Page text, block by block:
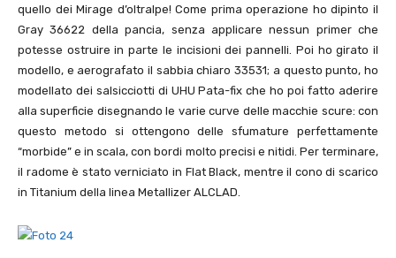
quello dei Mirage d’oltralpe! Come prima operazione ho dipinto il
Gray 36622 della pancia, senza applicare nessun primer che
potesse ostruire in parte le incisioni dei pannelli. Poi ho girato il
modello, e aerografato il sabbia chiaro 33531; a questo punto, ho
modellato dei salsicciotti di UHU Pata-fix che ho poi fatto aderire
alla superficie disegnando le varie curve delle macchie scure: con
questo metodo si ottengono delle sfumature perfettamente
“morbide” e in scala, con bordi molto precisi e nitidi. Per terminare,
il radome è stato verniciato in Flat Black, mentre il cono di scarico
in Titanium della linea Metallizer ALCLAD.